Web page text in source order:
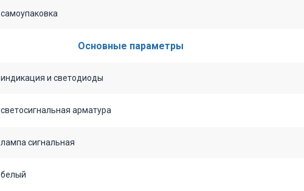
самоупаковка
Основные параметры
индикация и светодиоды
светосигнальная арматура
лампа сигнальная
белый